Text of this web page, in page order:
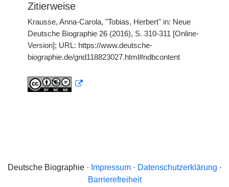
Zitierweise
Krausse, Anna-Carola, "Tobias, Herbert" in: Neue
Deutsche Biographie 26 (2016), S. 310-311 [Online-
Version]; URL: https://www.deutsche-
biographie.de/gnd118823027.html#ndbcontent
Deutsche Biographie · Impressum· Datenschutzerklärung ·
Barrierefreiheit